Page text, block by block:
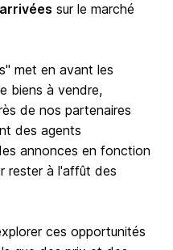
sur le marché
met en avant les
biens à vendre,
de nos partenaires
des agents
annonces en fonction
rester à l'affût des
ces opportunités